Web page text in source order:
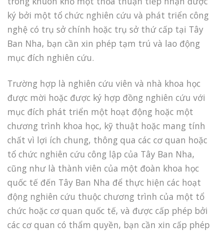
ký bởi một tổ chức nghiên cứu và phát triển công
nghệ có trụ sở chính hoặc trụ sở thứ cấp tại Tây
Ban Nha, bạn cần xin phép tạm trú và lao động
mục đích nghiên cứu.
Trường hợp là nghiên cứu viên và nhà khoa học
được mời hoặc được ký hợp đồng nghiên cứu với
mục đích phát triển một hoạt động hoặc một
chương trình khoa học, kỹ thuật hoặc mang tính
chất vì lợi ích chung, thông qua các cơ quan hoặc
tổ chức nghiên cứu công lập của Tây Ban Nha,
cũng như là thành viên của một đoàn khoa học
quốc tế đến Tây Ban Nha để thực hiện các hoạt
động nghiên cứu thuộc chương trình của một tổ
chức hoặc cơ quan quốc tế, và được cấp phép bởi
các cơ quan có thẩm quyền, bạn cần xin cấp phép